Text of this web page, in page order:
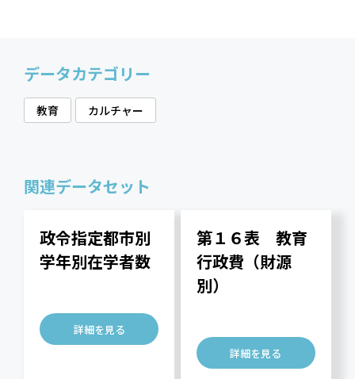
データカテゴリー
教育 カルチャー
関連データセット
政令指定都市別
学年別在学者数
詳細を見る
第１６表 教育
行政費（財源
別）
詳細を見る